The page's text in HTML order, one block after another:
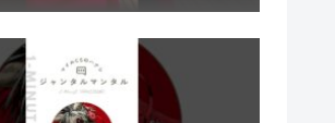
#cruise #fun